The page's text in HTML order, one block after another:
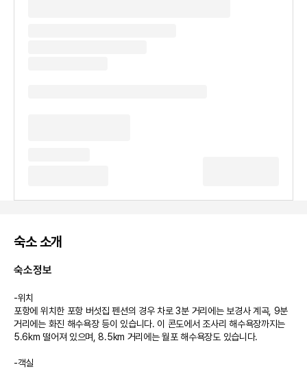
숙소 소개
숙소정보
-위치
포항에 위치한 포항 버섯집 펜션의 경우 차로 3분 거리에는 보경사 계곡, 9분
거리에는 화진 해수욕장 등이 있습니다. 이 콘도에서 조사리 해수욕장까지는
5.6km 떨어져 있으며, 8.5km 거리에는 월포 해수욕장도 있습니다.
-객실